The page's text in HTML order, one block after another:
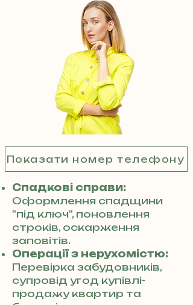
Показати номер телефону
Спадкові справи:
Оформлення спадщини
"під ключ", поновлення
строків, оскарження
заповітів.
Операції з нерухомістю:
Перевірка забудовників,
супровід угод купівлі-
продажу квартир та